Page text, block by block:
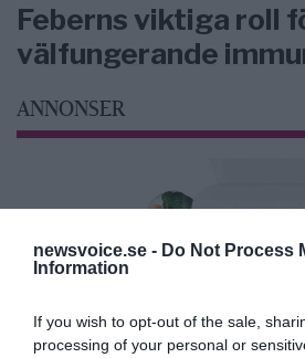
newsvoice.se - Do Not Process
Information
If you wish to opt-out of the sale,
processing of your personal or
Feberns viktiga roll
välfungerande
ANNONSER